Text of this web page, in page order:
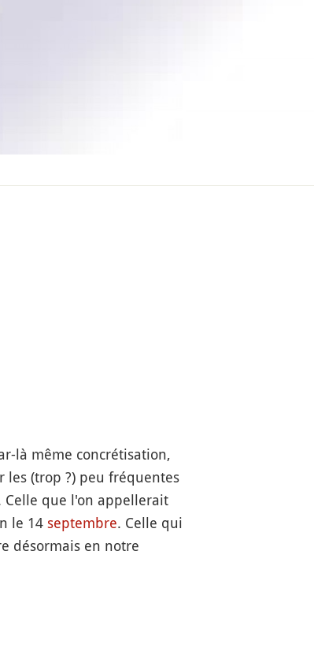
là même concrétisation,
(trop ?) peu fréquentes
Celle que l'on appellerait
le 14 septembre. Celle qui
désormais en notre